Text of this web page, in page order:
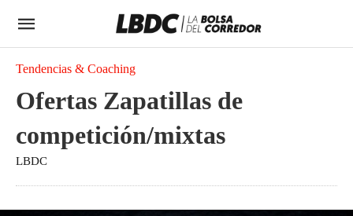
Tendencias & Coaching
Ofertas Zapatillas de
competición/mixtas
LBDC